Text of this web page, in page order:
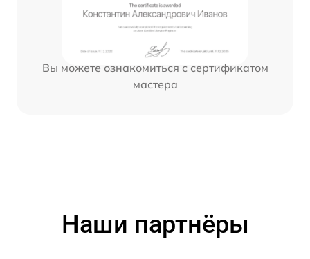
Вы можете ознакомиться с сертификатом
мастера
Наши партнёры